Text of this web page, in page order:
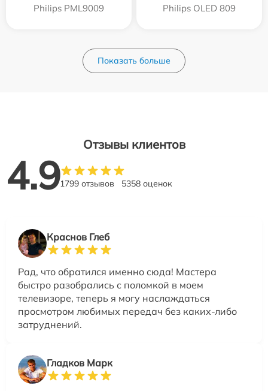
Philips PML9009 Philips OLED 809
Показать больше
Отзывы клиентов
4.91799 отзывов 5358 оценок
Краснов Глеб
Рад, что обратился именно сюда! Мастера
быстро разобрались с поломкой в моем
телевизоре, теперь я могу наслаждаться
просмотром любимых передач без каких-либо
затруднений.
Гладков Марк